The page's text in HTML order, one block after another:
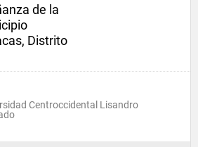
de la
Distrito
Centroccidental Lisandro